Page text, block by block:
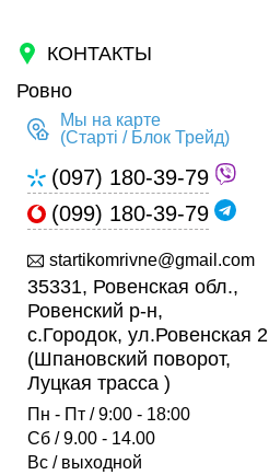
КОНТАКТЫ
Ровно
Мы на карте
(Старті / Блок Трейд)
(097) 180-39-79
(099) 180-39-79
startikomrivne@gmail.com
35331, Ровенская обл.,
Ровенский р-н,
с.Городок, ул.Ровенская 2
(Шпановский поворот,
Луцкая трасса )
Пн - Пт / 9:00 - 18:00
Сб / 9.00 - 14.00
Вс / выходной